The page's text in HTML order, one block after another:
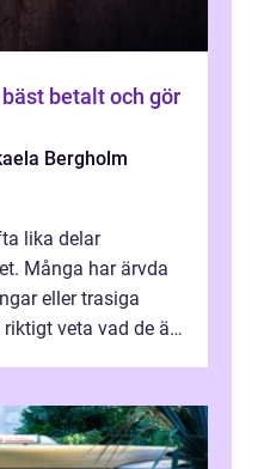
Bergholm
lika delar
Många har ärvda
eller trasiga
veta vad de är